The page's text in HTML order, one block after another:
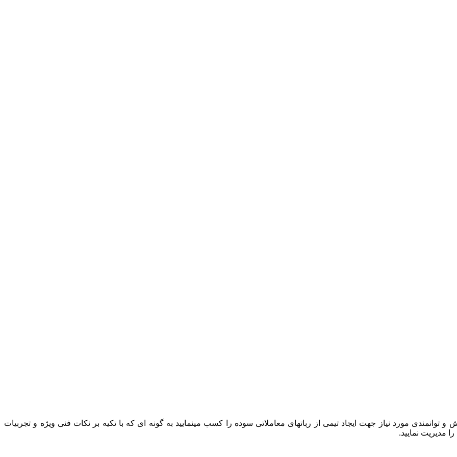
چیدمان ، تلفیق) دانش و توانمندی مورد نیاز جهت ایجاد تیمی از رباتهای معاملاتی سوده را کسب مینمایید به گونه ای که با تکیه بر نکات فنی ویژه و تجربیات
مدیریت نمایید.